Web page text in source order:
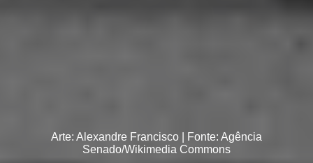
Arte: Alexandre Francisco | Fonte: Agência
Senado/Wikimedia Commons